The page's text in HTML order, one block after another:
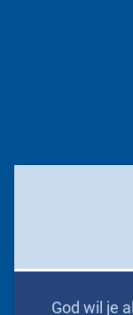
God wil je